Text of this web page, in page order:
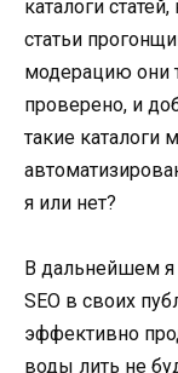
каталоги
статьи
модерацию они
проверено, и
такие каталоги
я или нет?
В дальнейшем я
SEO в своих
эффективно
воды лить не